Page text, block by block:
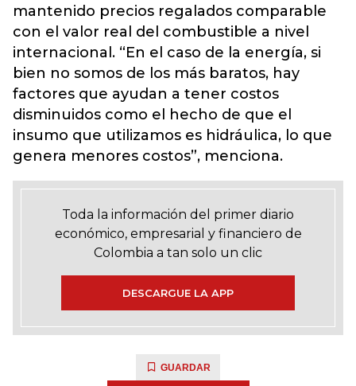
mantenido precios regalados comparable
con el valor real del combustible a nivel
internacional. “En el caso de la energía, si
bien no somos de los más baratos, hay
factores que ayudan a tener costos
disminuidos como el hecho de que el
insumo que utilizamos es hidráulica, lo que
genera menores costos”, menciona.
Toda la información del primer diario
económico, empresarial y financiero de
Colombia a tan solo un clic
DESCARGUE LA APP
GUARDAR